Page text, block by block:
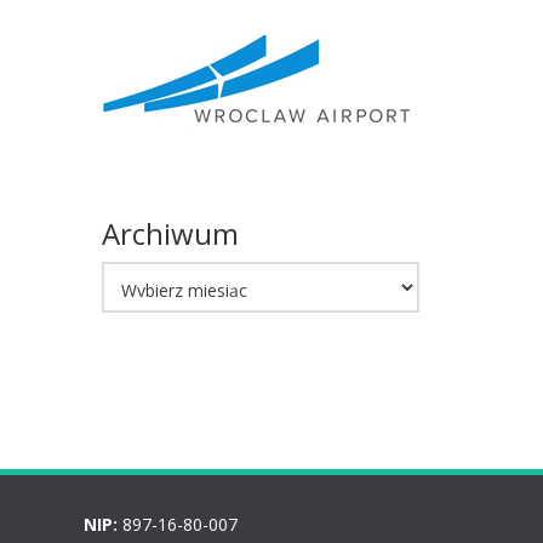
Archiwum
NIP: 897-16-80-007